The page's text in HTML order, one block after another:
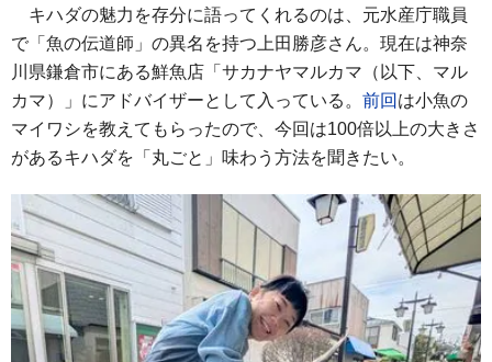
キハダの魅力を存分に語ってくれるのは、元水産庁職員
で「魚の伝道師」の異名を持つ上田勝彦さん。現在は神奈
川県鎌倉市にある鮮魚店「サカナヤマルカマ（以下、マル
カマ）」にアドバイザーとして入っている。 前回 は小魚の
マイワシを教えてもらったので、今回は100倍以上の大きさ
があるキハダを「丸ごと」味わう方法を聞きたい。